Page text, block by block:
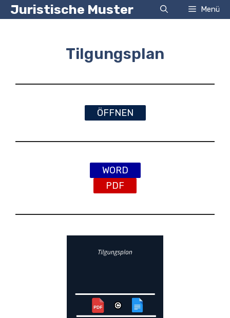
Zum
InhaltJuristische Muster Menü
Tilgungsplan
ÖFFNEN
WORD
PDF